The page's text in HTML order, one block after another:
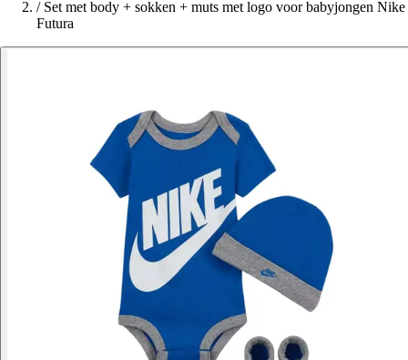
/ Set met body + sokken + muts met logo voor babyjongen Nike
Futura